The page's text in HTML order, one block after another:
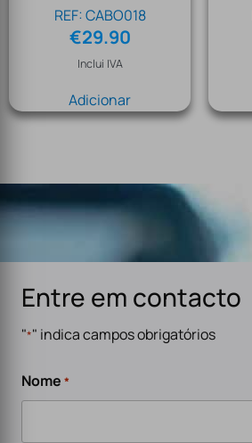
REF: CABO018
€29.90
Inclui IVA
Adicionar
Entre em contacto
"*" indica campos obrigatórios
Nome *